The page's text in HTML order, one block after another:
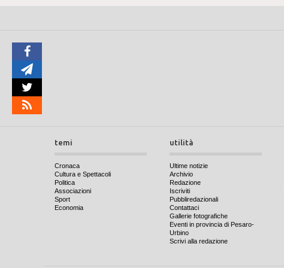
temi
Cronaca
Cultura e Spettacoli
Politica
Associazioni
Sport
Economia
utilità
Ultime notizie
Archivio
Redazione
Iscriviti
Pubbliredazionali
Contattaci
Gallerie fotografiche
Eventi in provincia di Pesaro-
Urbino
Scrivi alla redazione